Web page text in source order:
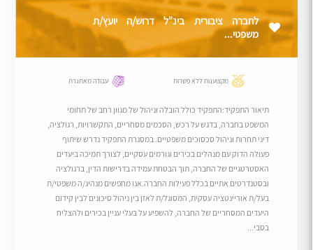
לחברה ציבורית בינ"ל דרוש/ה יועץ/ת
משפטי...
מקצוענות ללא פשרות עבודה מאתגרת
תיאור התפקיד:התפקיד כולל הובלה וניהול של מגוון רחב של תחומי
המשפט בחברה, בדגש על רכש, הסכמים מסחריים, התקשרויות, רגולציה,
דיני תחרות וניהול סכסוכים משפטיים. במסגרת התפקיד נדרש שיתוף
פעולה הדוק עם מנהלים בכירים וגורמים עסקיים, לצורך תמיכה ביעדים
האסטרטגיים של החברה, תוך הבטחת עמידה בדרישות הדין, ברגולציה
ובסטנדרטים אתיים בכלל פעילות החברה.אנו מחפשים מנהיג/ה משפטי/ת
בעל/ת אוריינטציה עסקית, המסוגל/ת לאזן בין ניהול סיכונים לבין קידום
היעדים המסחריים של החברה, להשפיע על בעלי עניין בכירים ולהצליח
בסבי...